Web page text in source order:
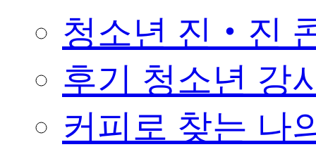
청소년 진‧진
후기 청소년 강
커피로 찾는 나